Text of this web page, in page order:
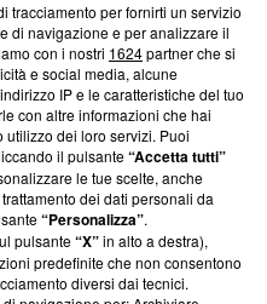
trasparenti su Blasting
e su come ci impegniamo a
la nostra aderenza a
Blasting News non è
ma ha richiesto di farne
effettuato una verifica di
tracciamento per fornirti un servizio
di navigazione e per analizzare il
con i nostri 1624partner che si
e social media, alcune
IP e le caratteristiche del tuo
con altre informazioni che hai
dei loro servizi. Puoi
il pulsante“Accetta tutti”
le tue scelte, anche
dei dati personali da
“Personalizza”.
pulsante“X”in alto a destra),
predefinite che non consentono
diversi dai tecnici.